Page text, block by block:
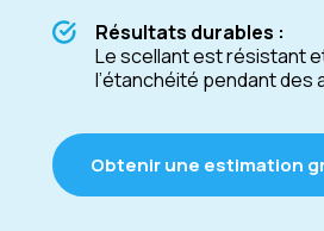
Résultats durables :
Le scellant est résistant
l’étanchéité pendant des
Obtenir une estimation